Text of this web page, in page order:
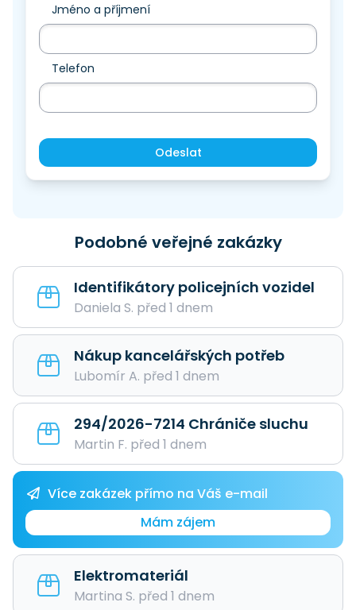
Jméno a příjmení
Telefon
Odeslat
Podobné veřejné zakázky
Identifikátory policejních vozidel
Daniela S. před 1 dnem
Nákup kancelářských potřeb
Lubomír A. před 1 dnem
294/2026-7214 Chrániče sluchu
Martin F. před 1 dnem
Více zakázek přímo na Váš e-mail
Mám zájem
Elektromateriál
Martina S. před 1 dnem